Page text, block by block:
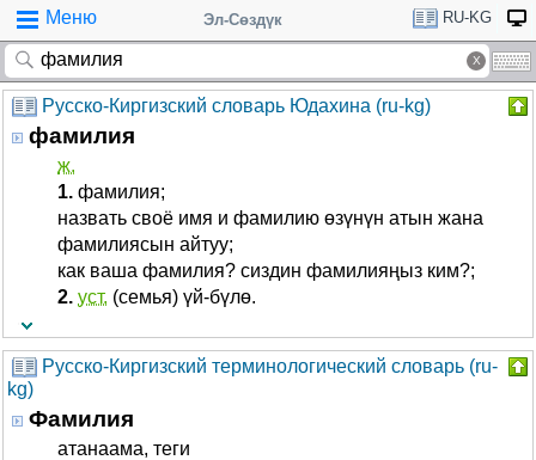
Меню Эл-Сөздүк RU-KG
Русско-Киргизский словарь Юдахина (ru-kg)
фамилия
ж.
1. фамилия;
назвать своё имя и фамилию өзүнүн атын жана
фамилиясын айтуу;
как ваша фамилия? сиздин фамилияңыз ким?;
2. уст. (семья) үй-бүлө.
Русско-Киргизский терминологический словарь (ru-
kg)
Фамилия
атанаама, теги